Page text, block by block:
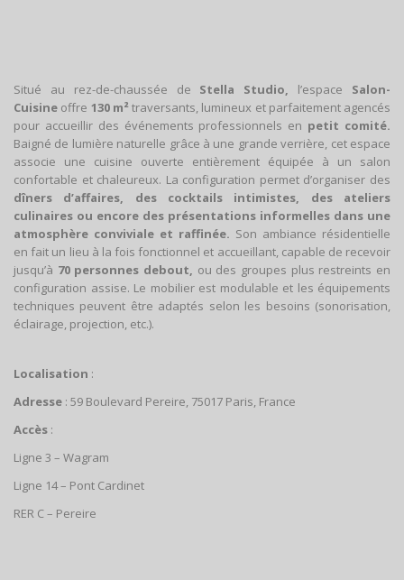
Situé au rez-de-chaussée de Stella Studio, l’espace Salon-
Cuisine offre 130 m²traversants, lumineux et parfaitement agencés
pour accueillir des événements professionnels en petit comité.
Baigné de lumière naturelle grâce à une grande verrière, cet espace
associe une cuisine ouverte entièrement équipée à un salon
confortable et chaleureux. La configuration permet d’organiser des
dîners d’affaires, des cocktails intimistes, des ateliers
culinaires ou encore des présentations informelles dans une
atmosphère conviviale et raffinée. Son ambiance résidentielle
en fait un lieu à la fois fonctionnel et accueillant, capable de recevoir
jusqu’à 70 personnes debout,
ou des groupes plus restreints en
configuration assise. Le mobilier est modulable et les équipements
techniques peuvent être adaptés selon les besoins (sonorisation,
éclairage, projection, etc.).
Localisation :
Adresse : 59 Boulevard Pereire, 75017 Paris, France
Accès :
Ligne 3 – Wagram
Ligne 14 – Pont Cardinet
RER C – Pereire